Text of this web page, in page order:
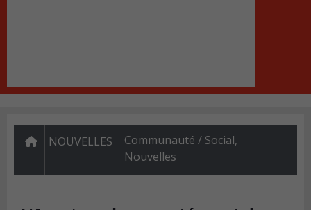
NOUVELLES Communauté / Social,
Nouvelles